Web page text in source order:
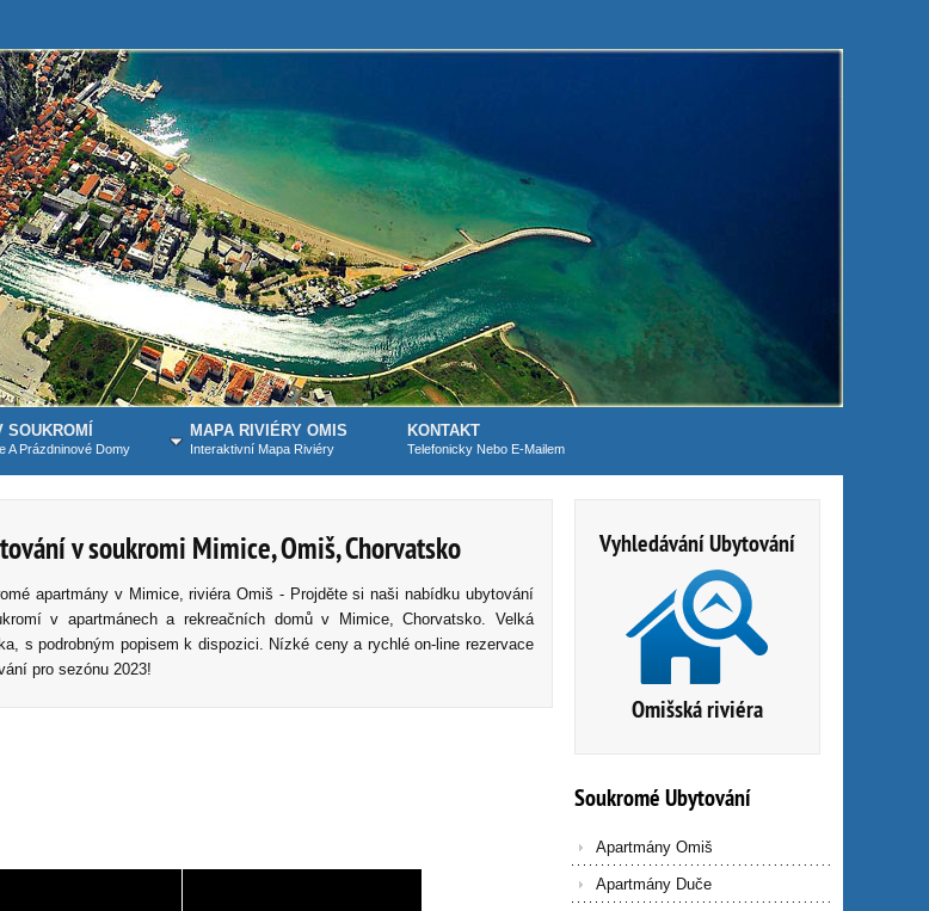
A Prázdninové Domy
MAPA RIVIÉRY OMIS
Interaktivní Mapa Riviéry
KONTAKT
Telefonicky Nebo E-Mailem
v soukromi Mimice, Omiš, Chorvatsko
apartmány v Mimice, riviéra Omiš - Projděte si naši nabídku ubytování
v apartmánech a rekreačních domů v Mimice, Chorvatsko. Velká
s podrobným popisem k dispozici. Nízké ceny a rychlé on-line rezervace
pro sezónu 2023!
Vyhledávání Ubytování
Omišská riviéra
SoukroméUbytování
Apartmány Omiš
Apartmány Duče